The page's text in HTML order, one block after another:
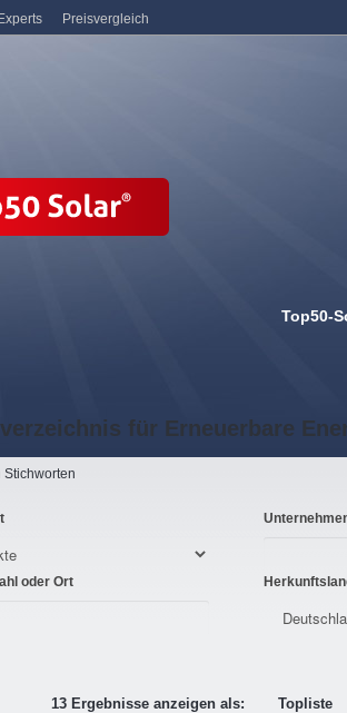
Top50-
für Erneuerbare
Stichworten
oder Ort
13 Ergebnisse anzeigen als: Topliste
Experts Preisvergleich